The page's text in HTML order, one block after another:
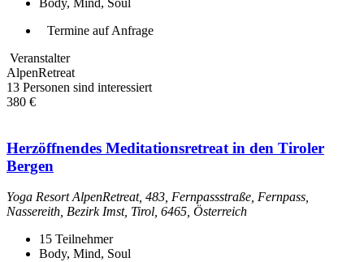
Body, Mind, Soul
Termine auf Anfrage
Veranstalter
AlpenRetreat
13 Personen sind interessiert
380 €
Herzöffnendes Meditationsretreat in den Tiroler
Bergen
Yoga Resort AlpenRetreat, 483, Fernpassstraße, Fernpass,
Nassereith, Bezirk Imst, Tirol, 6465, Österreich
15 Teilnehmer
Body, Mind, Soul